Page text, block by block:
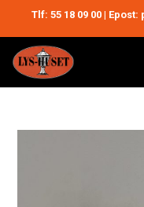
Tlf: 55 18 09 00 | Epost: